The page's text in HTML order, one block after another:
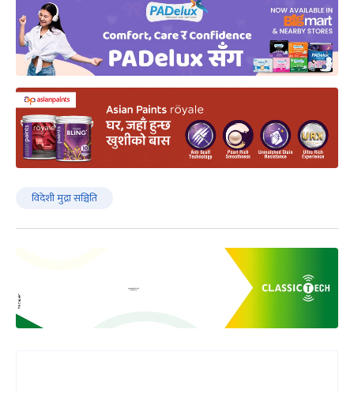
विदेशी मुद्रा सञ्चिति